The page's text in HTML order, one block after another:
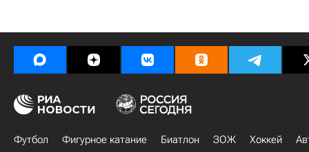
Футбол Фигурное катание Биатлон ЗОЖ Хоккей